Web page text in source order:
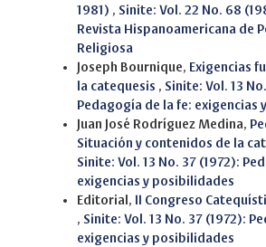
1981) , Sinite: Vol. 22 No. 68
Revista Hispanoamericana de
Religiosa
Joseph Bournique, Exigencias
la catequesis , Sinite: Vol. 13
Pedagogía de la fe: exigencias
Juan José Rodríguez Medina,
Situación y contenidos de la
Sinite: Vol. 13 No. 37 (1972):
exigencias y posibilidades
Editorial,
II Congreso
, Sinite: Vol. 13 No. 37 (1972):
exigencias y posibilidades